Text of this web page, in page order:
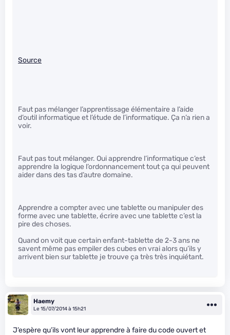
Source
Faut pas mélanger l’apprentissage élémentaire a l’aide
d’outil informatique et l’étude de l’informatique. Ça n’a rien a
voir.
Faut pas tout mélanger. Oui apprendre l’informatique c’est
apprendre la logique l’ordonnancement tout ça qui peuvent
aider dans des tas d’autre domaine.
Apprendre a compter avec une tablette ou manipuler des
forme avec une tablette, écrire avec une tablette c’est la
pire des choses.
Quand on voit que certain enfant-tablette de 2-3 ans ne
savent même pas empiler des cubes en vrai alors qu’ils y
arrivent bien sur tablette je trouve ça très très inquiétant.
Haemy
Le 15/07/2014 à 15h21
J’espère qu’ils vont leur apprendre à faire du code ouvert et